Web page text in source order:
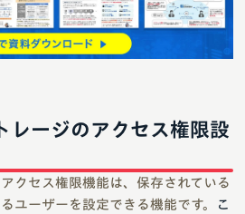
レージのアクセス権限設
クセス権限機能は、保存されている
ユーザーを設定できる機能です。
こ